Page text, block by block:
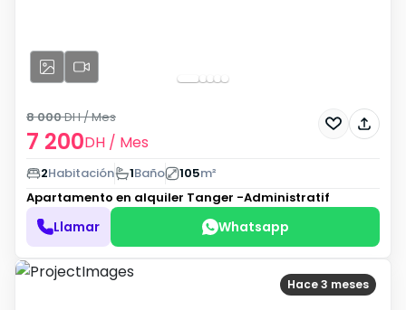
7 200DH / Mes
8 000DH/ Mes
2Habitación 1Baño 105m²
Apartamento en alquiler Tanger -Administratif
Llamar Whatsapp
Hace 3 meses